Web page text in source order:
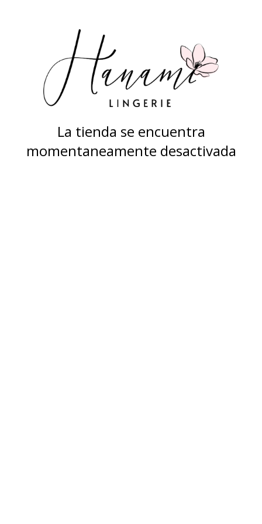
La tienda se encuentra
momentaneamente desactivada